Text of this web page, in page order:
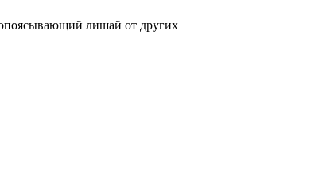
лишай от других